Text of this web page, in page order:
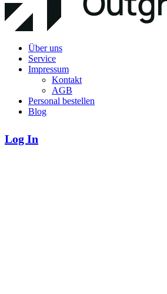
Über uns
Service
Impressum
Kontakt
AGB
Personal bestellen
Blog
Log In